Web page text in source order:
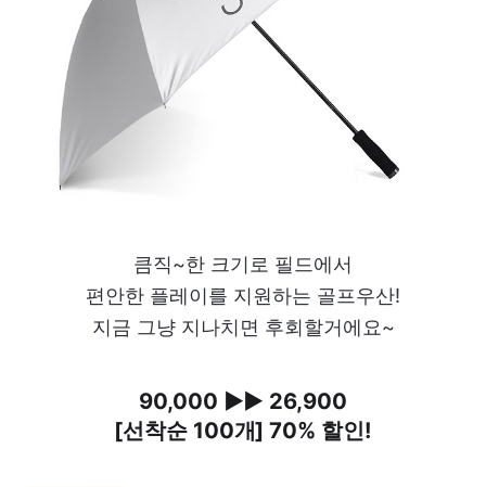
큼직~한 크기로 필드에서
편안한 플레이를 지원하는 골프우산!
지금 그냥 지나치면 후회할거에요~
90,000 ▶▶ 26,900
[선착순 100개] 70% 할인!